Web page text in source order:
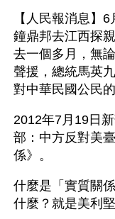
【人民報消息】
鐘鼎邦去江西探
去一個多月，無
聲援，總統馬英
對中華民國公民
2012年7月19日
部：中方反對美
係》。
什麼是「實質關
什麼？就是美利